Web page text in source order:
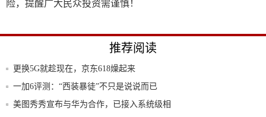
险，提醒广大民众投资需谨慎！
推荐阅读
更换5G就趁现在，京东618燥起来
一加6评测：“西装暴徒”不只是说说而已
美图秀秀宣布与华为合作，已接入系统级相